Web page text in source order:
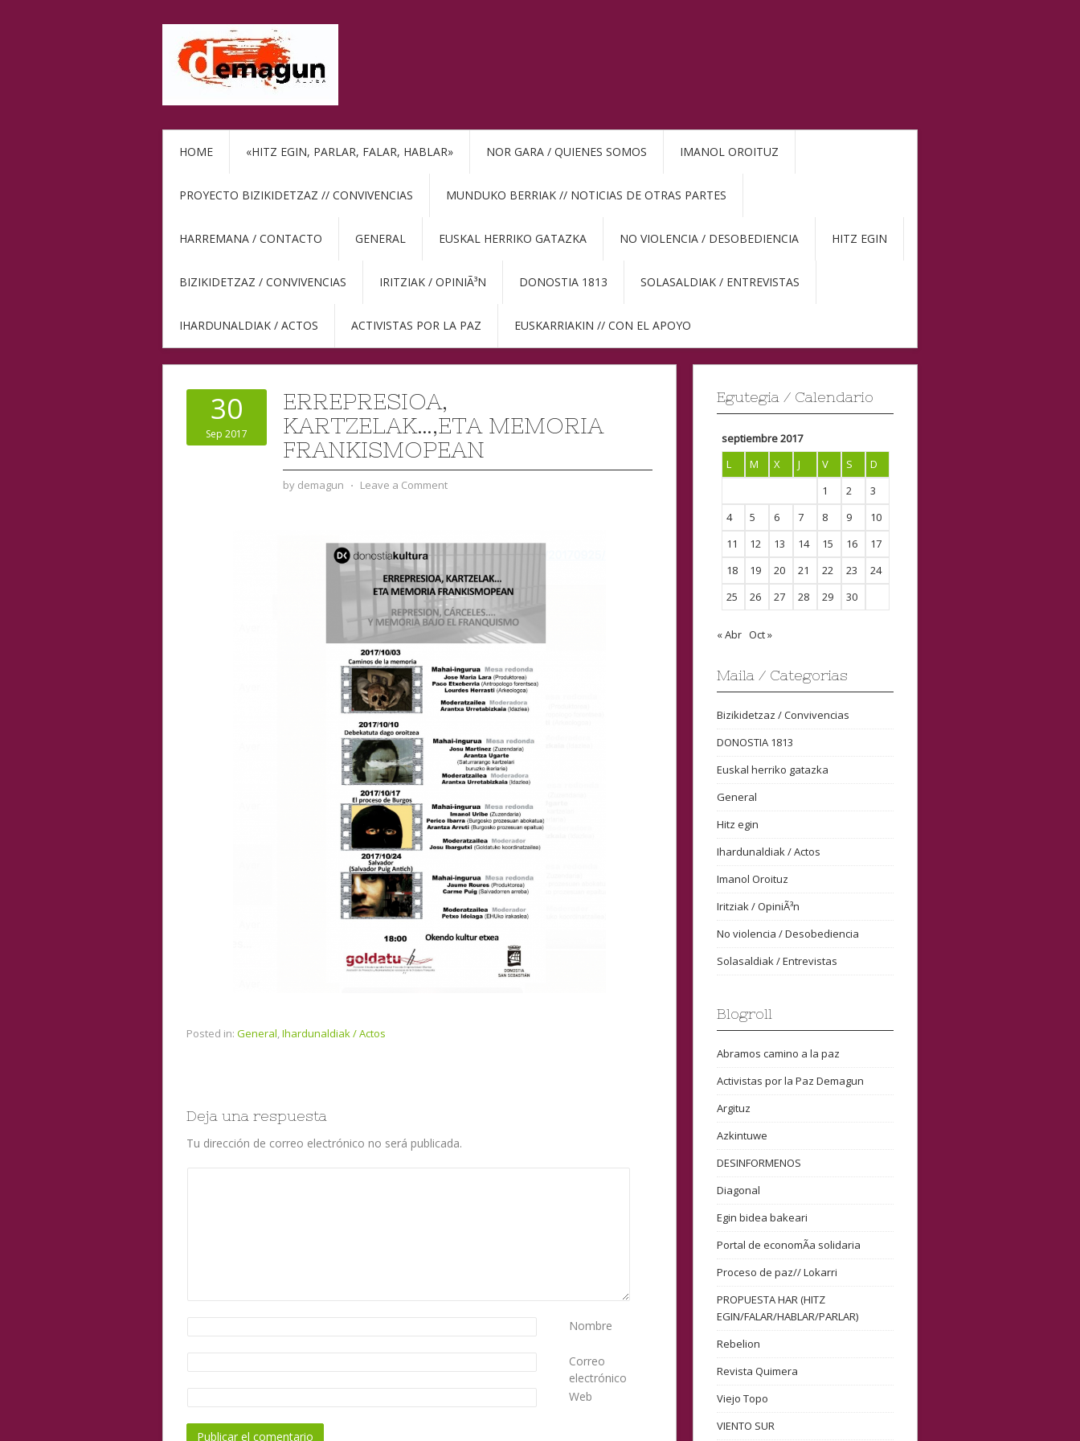
HOME «HITZ EGIN, PARLAR, FALAR, HABLAR» NOR GARA / QUIENES SOMOS IMANOL OROITUZ
PROYECTO BIZIKIDETZAZ // CONVIVENCIAS MUNDUKO BERRIAK // NOTICIAS DE OTRAS PARTES
HARREMANA / CONTACTO GENERAL EUSKAL HERRIKO GATAZKA NO VIOLENCIA / DESOBEDIENCIA HITZ EGIN
BIZIKIDETZAZ / CONVIVENCIAS IRITZIAK / OPINIÃ³N DONOSTIA 1813 SOLASALDIAK / ENTREVISTAS
IHARDUNALDIAK / ACTOS ACTIVISTAS POR LA PAZ EUSKARRIAKIN // CON EL APOYO
30
Sep 2017
ERREPRESIOA,
KARTZELAK…,ETA MEMORIA
FRANKISMOPEAN
by demagun ⋅ Leave a Comment
Posted in: General,Ihardunaldiak / Actos
Deja una respuesta
Tu dirección de correo electrónico no será publicada.
Nombre
Correo
electrónico
Web
Egutegia / Calendario
septiembre 2017
L
M X J V S
D
1
2
3
4
5 6 7 8 9
10
11
12 13 14 15 16
17
18
19 20 21 22 23
24
25
26 27 28 29 30
« Abr Oct »
Maila / Categorias
Bizikidetzaz / Convivencias
DONOSTIA 1813
Euskal herriko gatazka
General
Hitz egin
Ihardunaldiak / Actos
Imanol Oroituz
Iritziak / OpiniÃ³n
No violencia / Desobediencia
Solasaldiak / Entrevistas
Blogroll
Abramos camino a la paz
Activistas por la Paz Demagun
Argituz
Azkintuwe
DESINFORMENOS
Diagonal
Egin bidea bakeari
Portal de economÃ­a solidaria
Proceso de paz// Lokarri
PROPUESTA HAR (HITZ
EGIN/FALAR/HABLAR/PARLAR)
Rebelion
Revista Quimera
Viejo Topo
VIENTO SUR